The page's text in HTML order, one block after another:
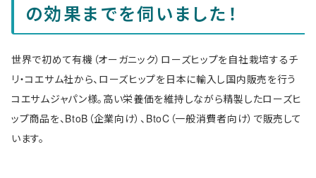
の効果までを伺いました！
世界で初めて有機（オーガニック）ローズヒップを自社栽培するチ
リ・コエサム社から、ローズヒップを日本に輸入し国内販売を行う
コエサムジャパン様。高い栄養価を維持しながら精製したローズヒ
ップ商品を、BtoB（企業向け）、BtoC（一般消費者向け）で販売して
います。